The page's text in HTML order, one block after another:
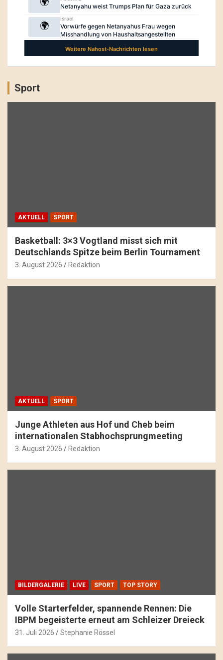
Sport
AKTUELL SPORT
Basketball: 3×3 Vogtland misst sich mit
Deutschlands Spitze beim Berlin Tournament
3. August 2026 Redaktion
AKTUELL SPORT
Junge Athleten aus Hof und Cheb beim
internationalen Stabhochsprungmeeting
3. August 2026 Redaktion
BILDERGALERIE LIVE SPORT TOP STORY
Volle Starterfelder, spannende Rennen: Die
IBPM begeisterte erneut am Schleizer Dreieck
31. Juli 2026 Stephanie Rössel